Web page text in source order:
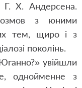
Г. Х. Андерсена.
з юними
тем, щиро і з
поколінь.
увійшли
однойменне з